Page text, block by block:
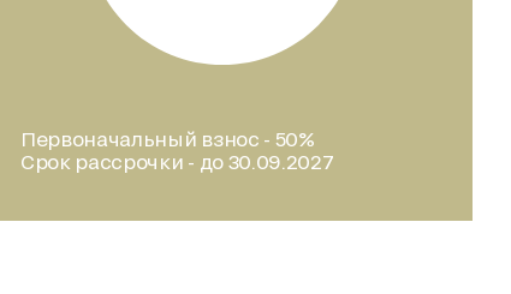
Первоначальный взнос - 50%
Срок рассрочки - до 30.09.2027